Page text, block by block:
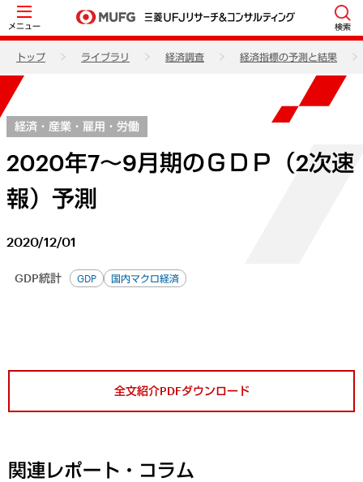
メニュー 検索
トップ ライブラリ 経済調査 経済指標の予測と結果
経済・産業・雇用・労働
2020年7～9月期のＧＤＰ（2次速
報）予測
2020/12/01
GDP統計 GDP 国内マクロ経済
全文紹介PDFダウンロード
関連レポート・コラム